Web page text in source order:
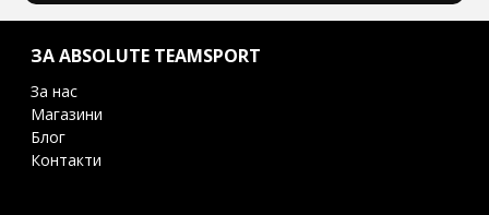
ЗА ABSOLUTE TEAMSPORT
За нас
Магазини
Блог
Контакти